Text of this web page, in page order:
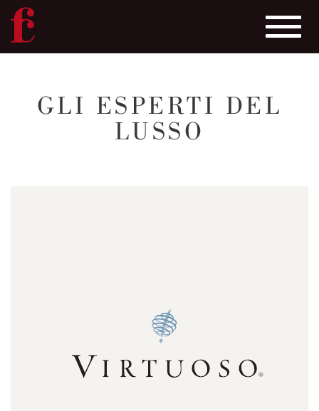
contenuto
Toggle
GLI ESPERTI DEL
LUSSO